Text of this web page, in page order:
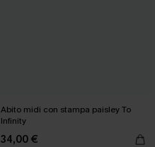
Abito midi con stampa paisley To
Infinity
34,00 €